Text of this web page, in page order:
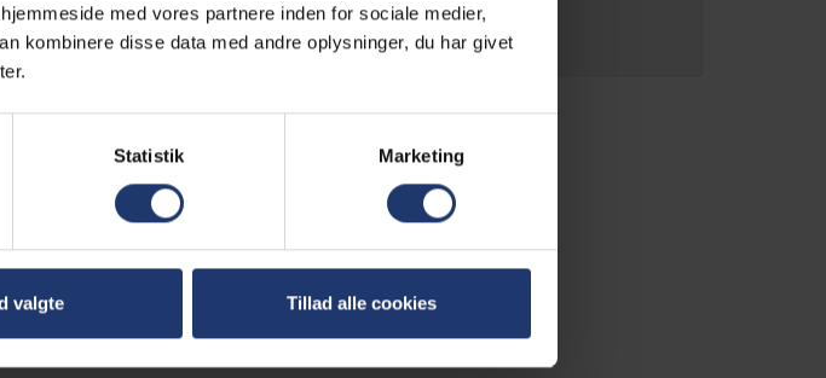
med vores partnere inden for sociale medier,
kombinere disse data med andre oplysninger, du har givet
Statistik Marketing
valgte Tillad alle cookies
Købsguide